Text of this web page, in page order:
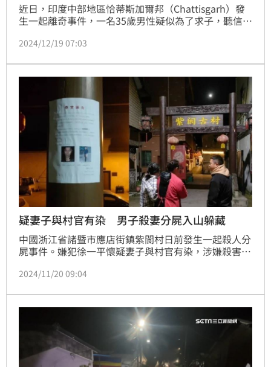
近日，印度中部地區恰蒂斯加爾邦（Chattisgarh）發
生一起離奇事件，一名35歲男性疑似為了求子，聽信密
雞以進行某種宗教儀式。男子返家之後因窒息死亡，而
隻小雞。
2024/12/19 07:03
疑妻子與村官有染 男子殺妻分屍入山躲藏
中國浙江省諸暨市應店街鎮紫閬村日前發生一起殺人分
屍事件。嫌犯徐一平懷疑妻子與村官有染，涉嫌殺害妻
2024/11/20 09:04